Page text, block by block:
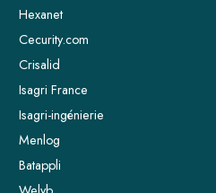
Hexanet
Cecurity.com
Crisalid
Isagri France
Isagri-ingénierie
Menlog
Batappli